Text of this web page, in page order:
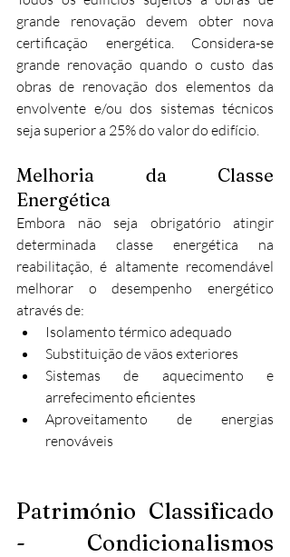
grande renovação devem obter nova
certificação energética. Considera-se
grande renovação quando o custo das
obras de renovação dos elementos da
envolvente e/ou dos sistemas técnicos
seja superior a 25% do valor do edifício.
Melhoria da Classe
Energética
Embora não seja obrigatório atingir
determinada classe energética na
reabilitação, é altamente recomendável
melhorar o desempenho energético
através de:
Isolamento térmico adequado
Substituição de vãos exteriores
Sistemas de aquecimento e
arrefecimento eficientes
Aproveitamento de energias
renováveis
Património Classificado
- Condicionalismos